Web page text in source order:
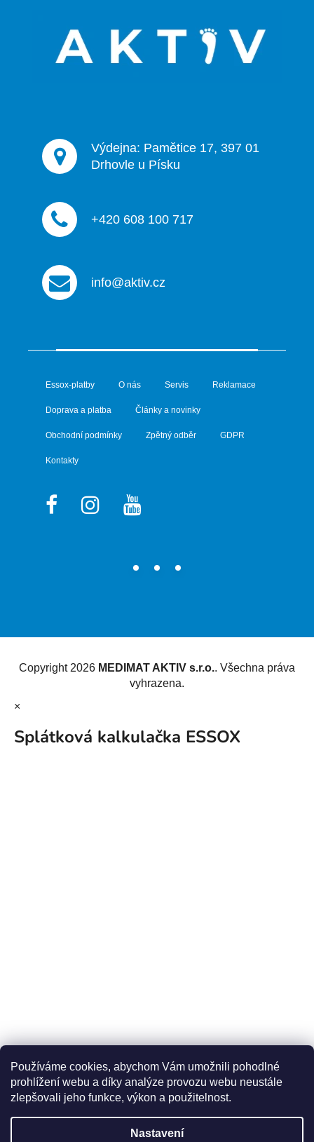
Používáme cookies, abychom Vám umožnili pohodlné
prohlížení webu a díky analýze provozu webu neustále
zlepšovali jeho funkce, výkon a použitelnost.
Nastavení
c
í
ý
p
u
Výdejna: Pamětice 17, 397 01
Drhovle u Písku
+420 608 100 717
info@aktiv.cz
Essox-platby O nás Servis Reklamace
Doprava a platba Články a novinky
Obchodní podmínky Zpětný odběr GDPR
Kontakty
Copyright 2026 MEDIMAT AKTIV s.r.o.. Všechna práva
vyhrazena.
×
Splátková kalkulačka ESSOX